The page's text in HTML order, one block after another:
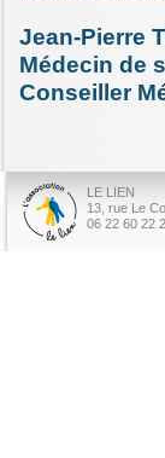
Jean-Pierre
Médecin de
Conseiller
LE LIEN
13, rue Le
06 22 60 22